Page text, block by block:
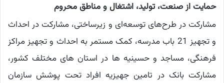
حمایت از صنعت، تولید، اشتغال و مناطق محروم
مشارکت در طرح‌های توسعه‌ای و زیرساختی، مشارکت در احداث
و تجهیز 21 باب مدرسه، کمک مستمر به احداث و تجهیز مراکز
فرهنگی، مساجد و حسینیه ها در استان های مختلف کشور،
مشارکت بانک در تامین جهیزیه افراد تحت پوشش سازمان